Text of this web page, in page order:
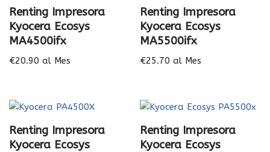
Renting Impresora
Kyocera Ecosys
MA4500ifx
€20.90 al Mes
Renting Impresora
Kyocera Ecosys
MA5500ifx
€25.70 al Mes
Renting Impresora
Kyocera Ecosys
Renting Impresora
Kyocera Ecosys